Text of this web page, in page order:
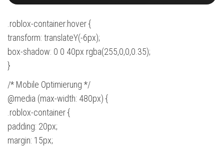
.roblox-container:hover {
transform: translateY(-6px);
box-shadow: 0 0 40px rgba(255,0,0,0.35);
}
/* Mobile Optimierung */
@media (max-width: 480px) {
.roblox-container {
padding: 20px;
margin: 15px;